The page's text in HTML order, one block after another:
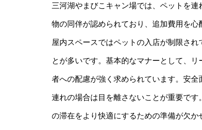
三河湖やまびこキャン場では、ペットを
物の同伴が認められており、追加費用を
屋内スペースではペットの入店が制限さ
とが多いです。基本的なマナーとして、
者への配慮が強く求められています。安
連れの場合は目を離さないことが重要で
の滞在をより快適にするための準備が欠か